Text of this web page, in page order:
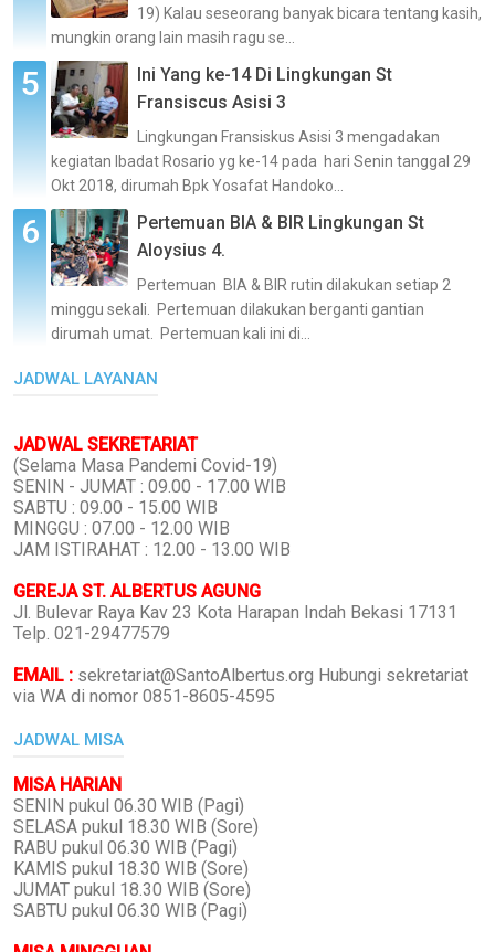
19) Kalau seseorang banyak bicara tentang kasih,
mungkin orang lain masih ragu se...
Ini Yang ke-14 Di Lingkungan St
Fransiscus Asisi 3
Lingkungan Fransiskus Asisi 3 mengadakan
kegiatan Ibadat Rosario yg ke-14 pada hari Senin tanggal 29
Okt 2018, dirumah Bpk Yosafat Handoko...
Pertemuan BIA & BIR Lingkungan St
Aloysius 4.
Pertemuan BIA & BIR rutin dilakukan setiap 2
minggu sekali. Pertemuan dilakukan berganti gantian
dirumah umat. Pertemuan kali ini di...
JADWAL LAYANAN
JADWAL SEKRETARIAT
(Selama Masa Pandemi Covid-19)
SENIN - JUMAT : 09.00 - 17.00 WIB
SABTU : 09.00 - 15.00 WIB
MINGGU : 07.00 - 12.00 WIB
JAM ISTIRAHAT : 12.00 - 13.00 WIB
GEREJA ST. ALBERTUS AGUNG
Jl. Bulevar Raya Kav 23 Kota Harapan Indah Bekasi 17131
Telp. 021-29477579
EMAIL : sekretariat@SantoAlbertus.org Hubungi sekretariat
via WA di nomor 0851-8605-4595
JADWAL MISA
MISA HARIAN
SENIN pukul 06.30 WIB (Pagi)
SELASA pukul 18.30 WIB (Sore)
RABU pukul 06.30 WIB (Pagi)
KAMIS pukul 18.30 WIB (Sore)
JUMAT pukul 18.30 WIB (Sore)
SABTU pukul 06.30 WIB (Pagi)